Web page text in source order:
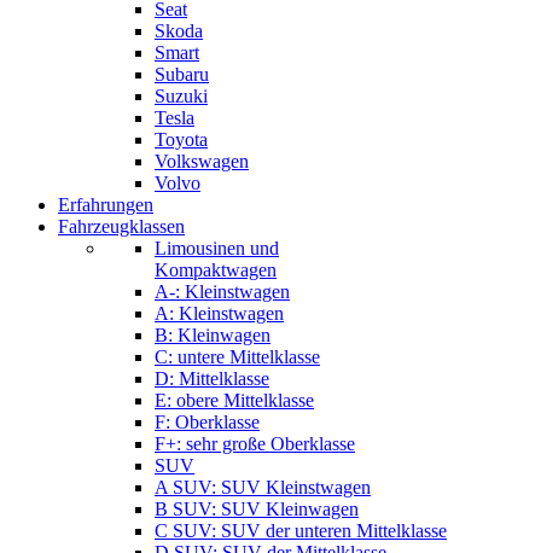
Seat
Skoda
Smart
Subaru
Suzuki
Tesla
Toyota
Volkswagen
Volvo
Erfahrungen
Fahrzeugklassen
Limousinen und
Kompaktwagen
A-: Kleinstwagen
A: Kleinstwagen
B: Kleinwagen
C: untere Mittelklasse
D: Mittelklasse
E: obere Mittelklasse
F: Oberklasse
F+: sehr große Oberklasse
SUV
A SUV: SUV Kleinstwagen
B SUV: SUV Kleinwagen
C SUV: SUV der unteren Mittelklasse